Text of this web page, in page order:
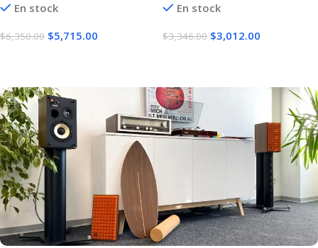
En stock
$6,350.00 $5,715.00
En stock
$3,346.00 $3,012.00